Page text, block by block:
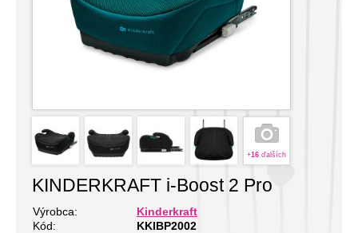
+16 ďalších
KINDERKRAFT i-Boost 2 Pro
Výrobca:
Kinderkraft
Kód:
KKIBP2002